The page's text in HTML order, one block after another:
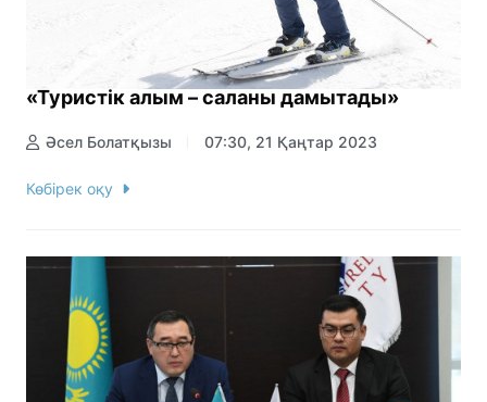
«Туристік алым – саланы дамытады»
Әсел Болатқызы 07:30, 21 Қаңтар 2023
Көбірек оқу